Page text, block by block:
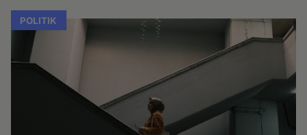
POLITIK